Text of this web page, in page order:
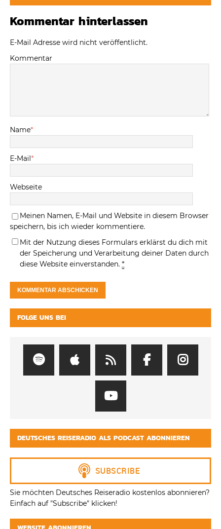
Kommentar hinterlassen
E-Mail Adresse wird nicht veröffentlicht.
Kommentar
Name*
E-Mail *
Webseite
Meinen Namen, E-Mail und Website in diesem Browser
speichern, bis ich wieder kommentiere.
Mit der Nutzung dieses Formulars erklärst du dich mit
der Speicherung und Verarbeitung deiner Daten durch
diese Website einverstanden. *
FOLGE UNS BEI
DEUTSCHES REISERADIO ALS PODCAST ABONNIEREN
Sie möchten Deutsches Reiseradio kostenlos abonnieren?
Einfach auf "Subscribe" klicken!